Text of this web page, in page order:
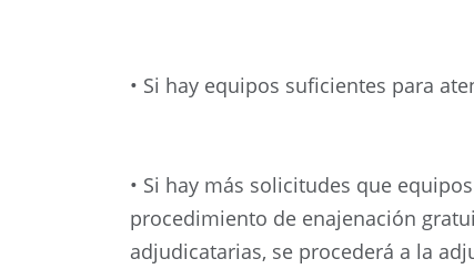
• Si hay equipos suficientes para
• Si hay más solicitudes que
procedimiento de enajenación
adjudicatarias, se procederá a la